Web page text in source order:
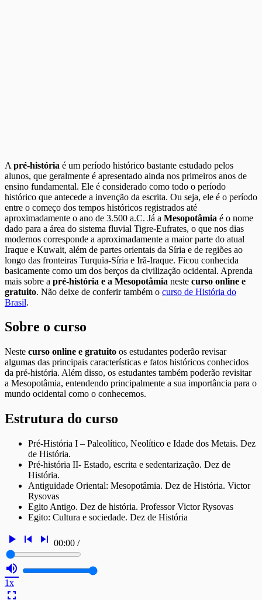
A pré-história é um período histórico bastante estudado pelos
alunos, que geralmente é apresentado ainda nos primeiros anos de
ensino fundamental. Ele é considerado como todo o período
histórico que antecede a invenção da escrita. Ou seja, ele é o período
entre o começo dos tempos históricos registrados até
aproximadamente o ano de 3.500 a.C. Já a Mesopotâmia é o nome
dado para a área do sistema fluvial Tigre-Eufrates, o que nos dias
modernos corresponde a aproximadamente a maior parte do atual
Iraque e Kuwait, além de partes orientais da Síria e de regiões ao
longo das fronteiras Turquia-Síria e Irã-Iraque. Ficou conhecida
basicamente como um dos berços da civilização ocidental. Aprenda
mais sobre a pré-história e a Mesopotâmia neste curso online e
gratuito. Não deixe de conferir também o curso de História do
Brasil.
Sobre o curso
Neste curso online e gratuito os estudantes poderão revisar
algumas das principais características e fatos históricos conhecidos
da pré-história. Além disso, os estudantes também poderão revisitar
a Mesopotâmia, entendendo principalmente a sua importância para o
mundo ocidental como o conhecemos.
Estrutura do curso
Pré-História I – Paleolítico, Neolítico e Idade dos Metais. Dez
de História.
Pré-história II- Estado, escrita e sedentarização. Dez de
História.
Antiguidade Oriental: Mesopotâmia. Dez de História. Victor
Rysovas
Egito Antigo. Dez de história. Professor Victor Rysovas
Egito: Cultura e sociedade. Dez de História
play_arrow skip_previous skip_next 00:00 /
volume_up
1x
fullscreen